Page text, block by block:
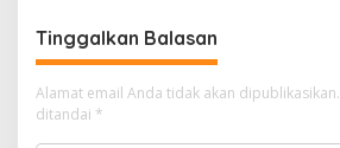
Tinggalkan Balasan
Alamat email Anda tidak akan dipublikasikan.
ditandai *